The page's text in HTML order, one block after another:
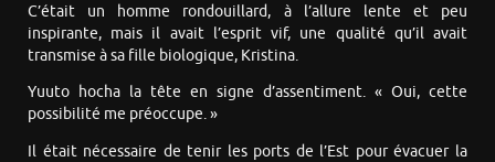
C’était un homme rondouillard, à l’allure lente et peu
inspirante, mais il avait l’esprit vif, une qualité qu’il avait
transmise à sa fille biologique, Kristina.
Yuuto hocha la tête en signe d’assentiment. « Oui, cette
possibilité me préoccupe. »
Il était nécessaire de tenir les ports de l’Est pour évacuer la